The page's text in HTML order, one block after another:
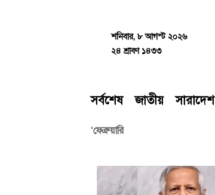
শনিবার, ৮ আগস্ট ২০২৬
২৪ শ্রাবণ ১৪৩৩
সর্বশেষ জাতীয় সারাদেশ
‘ফেব্রুয়ারি